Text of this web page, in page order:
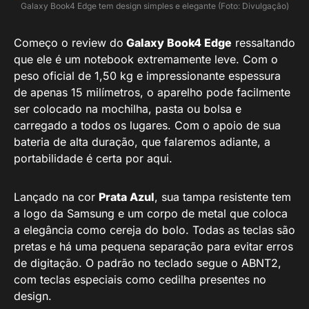
Galaxy Book4 Edge tem design simples e elegante (Foto: Divulgação)
Começo o review do Galaxy Book4 Edge ressaltando
que ele é um notebook extremamente leve. Com o
peso oficial de 1,50 kg e impressionante espessura
de apenas 15 milímetros, o aparelho pode facilmente
ser colocado na mochilha, pasta ou bolsa e
carregado a todos os lugares. Com o apoio de sua
bateria de alta duração, que falaremos adiante, a
portabilidade é certa por aqui.
Lançado na cor Prata Azul, sua tampa resistente tem
a logo da Samsung e um corpo de metal que coloca
a elegância como cereja do bolo. Todas as teclas são
pretas e há uma pequena separação para evitar erros
de digitação. O padrão no teclado segue o ABNT2,
com teclas especiais como cedilha presentes no
design.